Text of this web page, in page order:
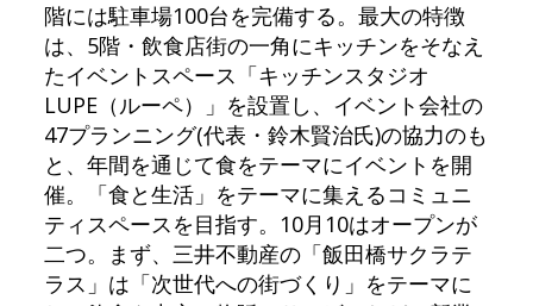
階には駐車場100台を完備する。最大の特徴
は、5階・飲食店街の一角にキッチンをそなえ
たイベントスペース「キッチンスタジオ
LUPE（ルーペ）」を設置し、イベント会社の
47プランニング(代表・鈴木賢治氏)の協力のも
と、年間を通じて食をテーマにイベントを開
催。「食と生活」をテーマに集えるコミュニ
ティスペースを目指す。10月10はオープンが
二つ。まず、三井不動産の「飯田橋サクラテ
ラス」は「次世代への街づくり」をテーマに